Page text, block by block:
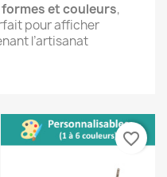
et couleurs,
pour afficher
l’artisanat
favorite_border